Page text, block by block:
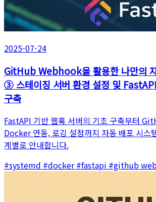
2025-07-24
GitHub Webhook을 활용한 나만의
③ 스테이징 서버 환경 설정 및
구축
FastAPI 기반 웹훅 서버의 기초 구축부터
Docker 연동, 로깅 설정까지 자동 배포 시스
계별로 안내합니다.
#systemd #docker#fastapi #github